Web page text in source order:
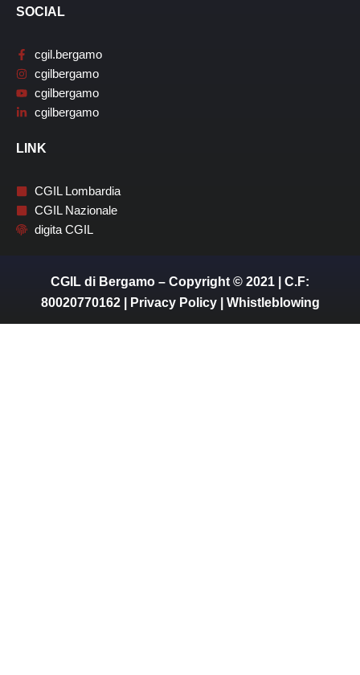
SOCIAL
cgil.bergamo
cgilbergamo
cgilbergamo
cgilbergamo
LINK
CGIL Lombardia
CGIL Nazionale
digita CGIL
CGIL di Bergamo – Copyright © 2021 | C.F:
80020770162 |
Privacy Policy| Whistleblowing